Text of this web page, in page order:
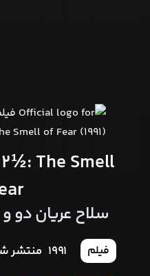
The Smell
سلاح عریان
فیلم 1991 منتشر